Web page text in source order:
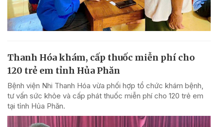
Thanh Hóa khám, cấp thuốc miễn phí cho
120 trẻ em tỉnh Hủa Phăn
Bệnh viện Nhi Thanh Hóa vừa phối hợp tổ chức khám bệnh,
tư vấn sức khỏe và cấp phát thuốc miễn phí cho 120 trẻ em
tại tỉnh Hủa Phăn.